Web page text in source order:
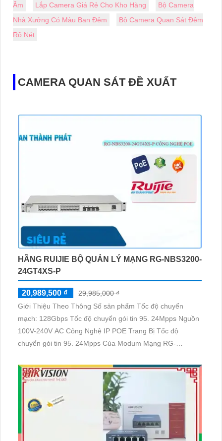
Âm
Lắp Camera Giá Rẻ Cho Kho Hàng
Bộ Camera
Nhà Xưởng Có Màu Ban Đêm
Bộ Camera Quan Sát Đêm
Rõ Nét
CAMERA QUAN SÁT ĐỀ XUẤT
HÃNG RUIJIE BỘ QUẢN LÝ MẠNG RG-NBS3200-
24GT4XS-P
20,989,500 ₫
29,985,000 ₫
Giới Thiệu Theo Thông Số sản phẩm Tốc độ chuyển
mạch: 128Gbps Tốc độ chuyển gói tin 95. 24Mpps Nguồn
100V-240V AC Công Nghệ IP POE Trang Bị Tốc độ
chuyển gói tin 95. 24Mpps Của Modum Mạng RG-
24GT4XS-P của Modum Mạng là một công nghệ mạng
tiên tiến với tốc độ chuyển mạch lên đến 128Gbps